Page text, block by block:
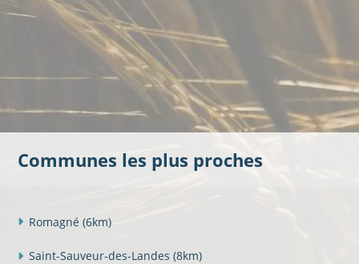
Communes les plus proches
Romagné (6km)
Saint-Sauveur-des-Landes (8km)